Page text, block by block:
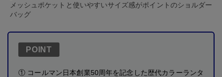
メッシュポケットと使いやすいサイズ感がポイントのショルダー
バッグ
POINT
① コールマン日本創業50周年を記念した歴代カラーランタ